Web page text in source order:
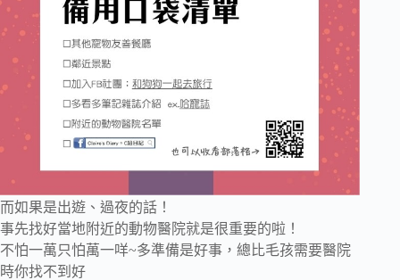
而如果是出遊、過夜的話！
事先找好當地附近的動物醫院就是很重要的啦！
不怕一萬只怕萬一咩~多準備是好事，總比毛孩需要醫院
時你找不到好